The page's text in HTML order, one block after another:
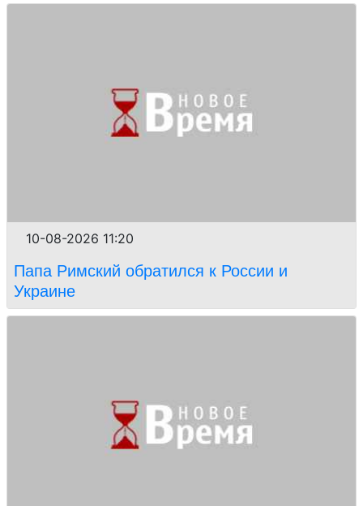
10-08-2026 11:20
Папа Римский обратился к России и
Украине